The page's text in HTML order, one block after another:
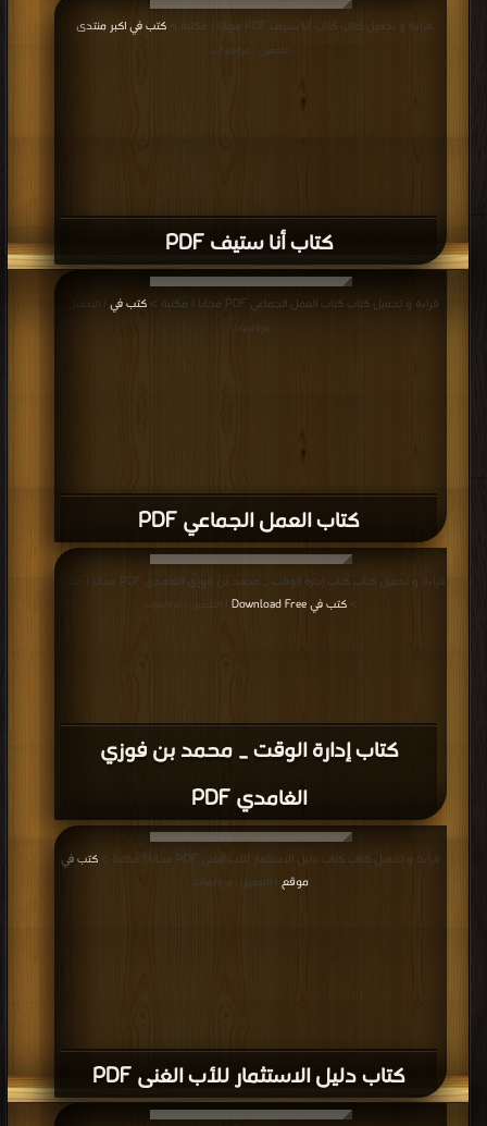
كتاب أنا ستيف PDF
قراءة و تحميل كتاب كتاب أنا ستيف PDF مجانا | مكتبة > كتب في اكبر منتدى
التحميل : مرة/مرات
كتاب العمل الجماعي PDF
قراءة و تحميل كتاب كتاب العمل الجماعي PDF مجانا | مكتبة > كتب في
| التحميل :
مرة/مرات
كتاب إدارة الوقت _ محمد بن فوزي
الغامدي PDF
قراءة و تحميل كتاب كتاب إدارة الوقت _ محمد بن فوزي الغامدي PDF مجانا | مكتبة
> كتب في Download Free | التحميل : مرة/مرات
كتاب دليل الاستثمار للأب الغنى PDF
قراءة و تحميل كتاب كتاب دليل الاستثمار للأب الغنى PDF مجانا | مكتبة >
كتب في
موقع
| التحميل : مرة/مرات